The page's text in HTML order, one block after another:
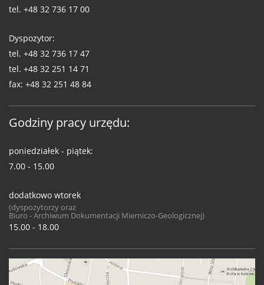
tel. +48 32 736 17 00
Dyspozytor:
tel. +48 32 736 17 47
tel. +48 32 251 14 71
fax: +48 32 251 48 84
Godziny pracy urzędu:
poniedziałek - piątek:
7.00 - 15.00
dodatkowo wtorek
(dyspozytorzy oraz
Biuro - Archiwum Dokumentacji Mierniczo-Geologicznej)
15.00 - 18.00